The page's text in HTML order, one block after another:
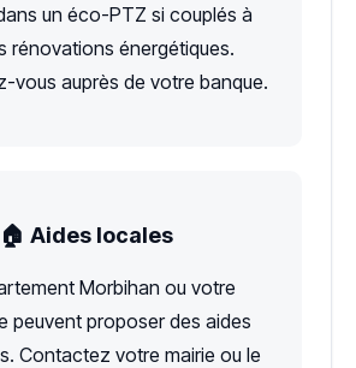
un éco-PTZ si couplés à
rénovations énergétiques.
vous auprès de votre banque.
🏠 Aides locales
Morbihan ou votre
peuvent proposer des aides
Contactez votre mairie ou le